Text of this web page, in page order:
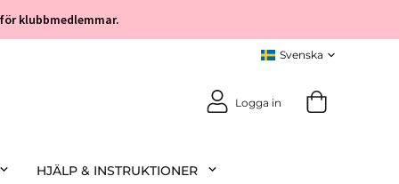
klubbmedlemmar.
Logga in
HJÄLP & INSTRUKTIONER